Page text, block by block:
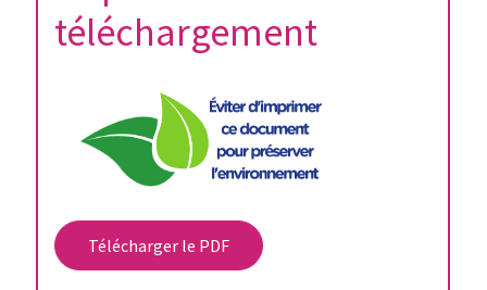
téléchargement
Télécharger le PDF